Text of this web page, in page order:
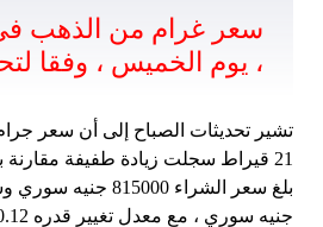
سعر غرام من الذهب
، يوم الخميس ، وفقا
تشير تحديثات الصباح إلى أن سعر
21 قيراط سجلت زيادة طفيفة مقارنة
جنيه سوري ، مع معدل تغيير قدره 0.12 ٪.